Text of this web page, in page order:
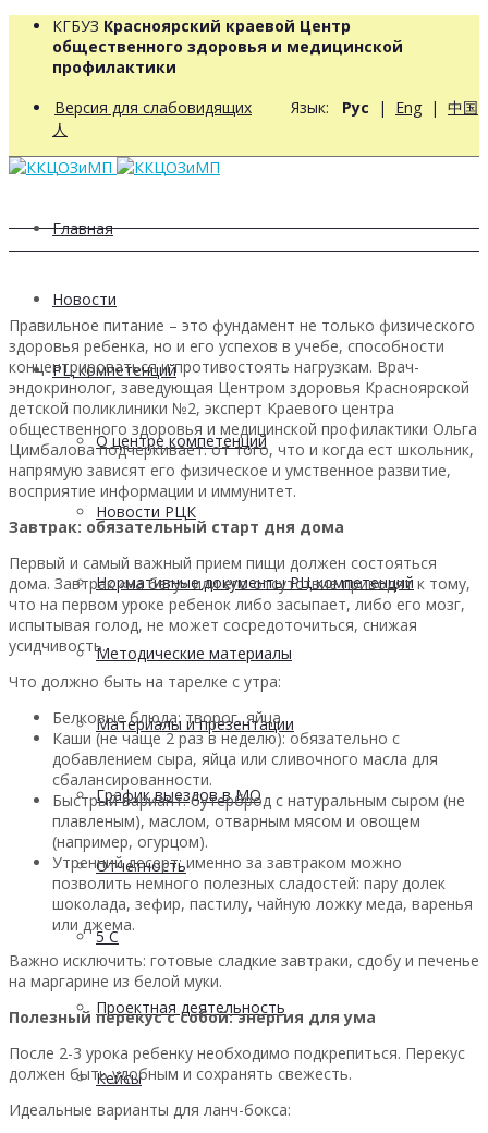
КГБУЗ Красноярский краевой Центр
общественного здоровья и медицинской
профилактики
Версия для слабовидящих Язык: Рус | Eng | 中国
人
Главная
Новости
РЦ компетенций
О центре компетенций
Новости РЦК
Нормативные документы РЦ компетенций
Методические материалы
Материалы и презентации
График выездов в МО
Отчетность
5 С
Проектная деятельность
Кейсы
Правильное питание – это фундамент не только физического
здоровья ребенка, но и его успехов в учебе, способности
концентрироваться и противостоять нагрузкам. Врач-
эндокринолог, заведующая Центром здоровья Красноярской
детской поликлиники №2, эксперт Краевого центра
общественного здоровья и медицинской профилактики Ольга
Цимбалова подчеркивает: от того, что и когда ест школьник,
напрямую зависят его физическое и умственное развитие,
восприятие информации и иммунитет.
Завтрак: обязательный старт дня дома
Первый и самый важный прием пищи должен состояться
дома. Завтрак «на бегу» или его отсутствие приводят к тому,
что на первом уроке ребенок либо засыпает, либо его мозг,
испытывая голод, не может сосредоточиться, снижая
усидчивость.
Что должно быть на тарелке с утра:
Белковые блюда: творог, яйца.
Каши (не чаще 2 раз в неделю): обязательно с
добавлением сыра, яйца или сливочного масла для
сбалансированности.
Быстрый вариант: бутерброд с натуральным сыром (не
плавленым), маслом, отварным мясом и овощем
(например, огурцом).
Утренний десерт: именно за завтраком можно
позволить немного полезных сладостей: пару долек
шоколада, зефир, пастилу, чайную ложку меда, варенья
или джема.
Важно исключить: готовые сладкие завтраки, сдобу и печенье
на маргарине из белой муки.
Полезный перекус с собой: энергия для ума
После 2-3 урока ребенку необходимо подкрепиться. Перекус
должен быть удобным и сохранять свежесть.
Идеальные варианты для ланч-бокса: